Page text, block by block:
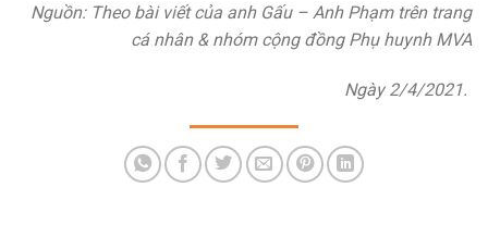
Nguồn: Theo bài viết của anh Gấu – Anh Phạm trên trang
cá nhân & nhóm cộng đồng Phụ huynh MVA
Ngày 2/4/2021.